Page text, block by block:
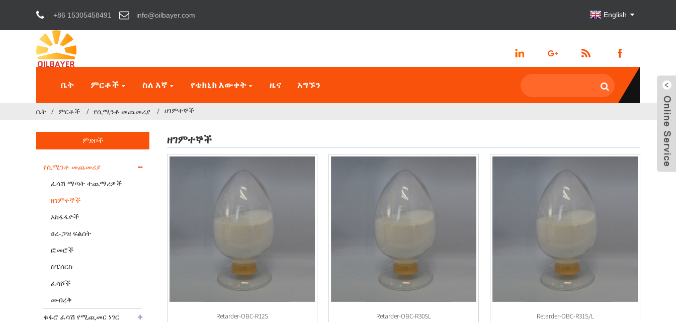
+86 15305458491 info@oilbayer.com English
ቤት ምርቶች ስለ እኛ የቴክኒክ እውቀት ዜና አግኙን
ቤት ምርቶች የሲሚንቶ መጨመሪያ ዘገምተኞች
ምድቦች
የሲሚንቶ መጨመሪያ
ፈሳሽ ማጣት ተጨማሪዎች
ዘገምተኞች
አከፋፋዮች
ፀረ-ጋዝ ፍልሰት
ፎመሮች
ስፔሰርስ
ፈሳሾች
መብረቅ
ቁፋሮ ፈሳሽ የሚጪመር ነገር
ዘገምተኞች
Retarder-OBC-R12S Retarder-OBC-R30SL Retarder-OBC-R31S/L